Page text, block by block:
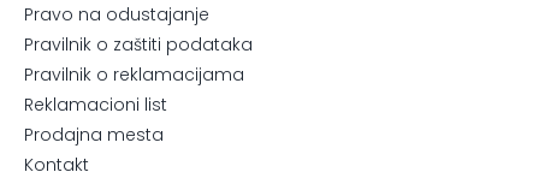
Pravo na odustajanje
Pravilnik o zaštiti podataka
Pravilnik o reklamacijama
Reklamacioni list
Prodajna mesta
Kontakt